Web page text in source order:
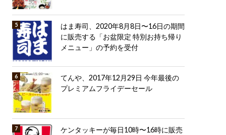
はま寿司、2020年8月8日〜16日の期間
に販売する「お盆限定 特別お持ち帰り
メニュー」の予約を受付
てんや、2017年12月29日 今年最後の
プレミアムフライデーセール
ケンタッキーが毎日10時〜16時に販売